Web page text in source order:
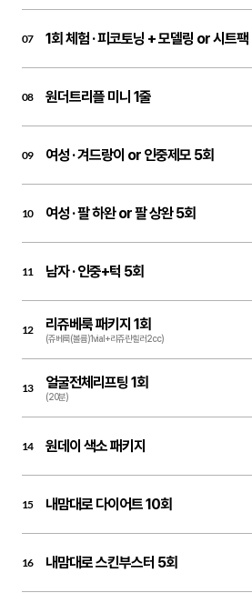
07 1회 체험 ·피코토닝 + 모델링 or 시트팩
08 원더트리플 미니 1줄
09 여성 ·겨드랑이 or 인중제모 5회
10 여성 ·팔 하완 or 팔 상완 5회
11 남자 ·인중+턱 5회
12 리쥬베룩 패키지 1회
(쥬베룩(볼륨)1vial+리쥬란힐러2cc)
13 얼굴전체리프팅 1회
(20분)
14 원데이 색소 패키지
15 내맘대로 다이어트 10회
16 내맘대로 스킨부스터 5회